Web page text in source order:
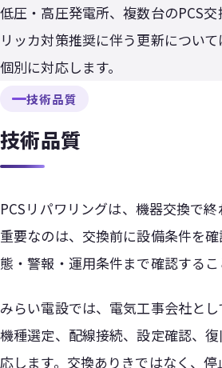
低圧・高圧発電所、複数台のPCS
リッカ対策推奨に伴う更新につい
個別に対応します。
技術品質
技術品質
PCSリパワリングは、機器交換で終
重要なのは、交換前に設備条件を
態・警報・運用条件まで確認するこ
みらい電設では、電気工事会社とし
機種選定、配線接続、設定確認、
応します。交換ありきではなく、